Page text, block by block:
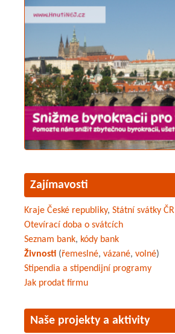
Zajímavosti
Kraje České republiky, Státní svátky ČR
Otevírací doba o svátcích
Seznam bank, kódy bank
Živnosti (řemeslné, vázané, volné)
Stipendia a stipendijní programy
Jak prodat firmu
Naše projekty a aktivity